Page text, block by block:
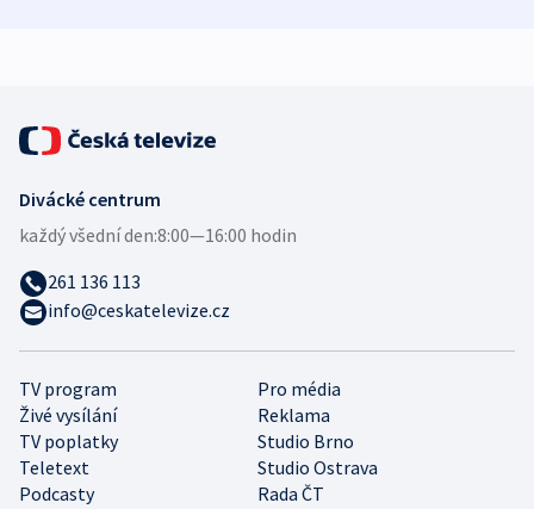
TV program
Pro média
Živé vysílání
Reklama
TV poplatky
Studio Brno
Teletext
Studio Ostrava
Podcasty
Rada ČT
Divácké centrum
každý všední den:8:00—16:00 hodin
261 136 113
info@ceskatelevize.cz